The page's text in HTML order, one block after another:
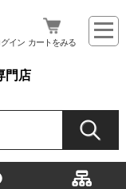
門店
イン カートをみる